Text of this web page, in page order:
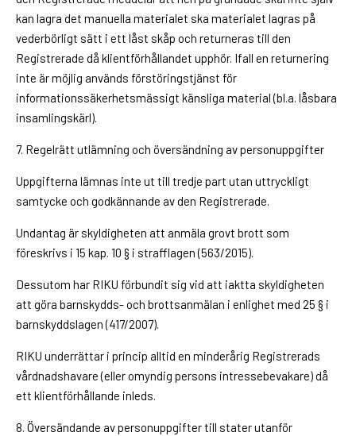
kan lagra det manuella materialet ska materialet lagras på
vederbörligt sätt i ett låst skåp och returneras till den
Registrerade då klientförhållandet upphör. Ifall en returnering
inte är möjlig används förstöringstjänst för
informationssäkerhetsmässigt känsliga material (bl.a. låsbara
insamlingskärl).
7. Regelrätt utlämning och översändning av personuppgifter
Uppgifterna lämnas inte ut till tredje part utan uttryckligt
samtycke och godkännande av den Registrerade.
Undantag är skyldigheten att anmäla grovt brott som
föreskrivs i 15 kap. 10 § i strafflagen (563/2015).
Dessutom har RIKU förbundit sig vid att iaktta skyldigheten
att göra barnskydds- och brottsanmälan i enlighet med 25 § i
barnskyddslagen (417/2007).
RIKU underrättar i princip alltid en minderårig Registrerads
vårdnadshavare (eller omyndig persons intressebevakare) då
ett klientförhållande inleds.
8. Översändande av personuppgifter till stater utanför